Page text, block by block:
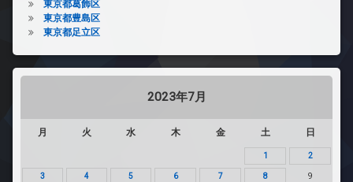
東京都葛飾区
東京都豊島区
東京都足立区
2023年7月
月 火 水 木 金 土 日
1 2
3 4 5 6 7 8 9